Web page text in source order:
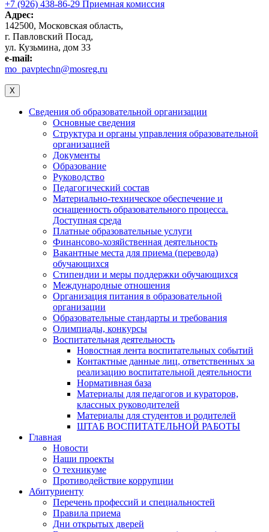
+7 (926) 438-86-29 Приемная комиссия
Адрес:
142500, Московская область,
г. Павловский Посад,
ул. Кузьмина, дом 33
e-mail:
mo_pavptechn@mosreg.ru
X
Сведения об образовательной организации
Основные сведения
Структура и органы управления образовательной
организацией
Документы
Образование
Руководство
Педагогический состав
Материально-техническое обеспечение и
оснащенность образовательного процесса.
Доступная среда
Платные образовательные услуги
Финансово-хозяйственная деятельность
Вакантные места для приема (перевода)
обучающихся
Стипендии и меры поддержки обучающихся
Международные отношения
Организация питания в образовательной
организации
Образовательные стандарты и требования
Олимпиады, конкурсы
Воспитательная деятельность
Новостная лента воспитательных событий
Контактные данные лиц, ответственных за
реализацию воспитательной деятельности
Нормативная база
Материалы для педагогов и кураторов,
классных руководителей
Материалы для студентов и родителей
ШТАБ ВОСПИТАТЕЛЬНОЙ РАБОТЫ
Главная
Новости
Наши проекты
О техникуме
Противодействие коррупции
Абитуриенту
Перечень профессий и специальностей
Правила приема
Дни открытых дверей